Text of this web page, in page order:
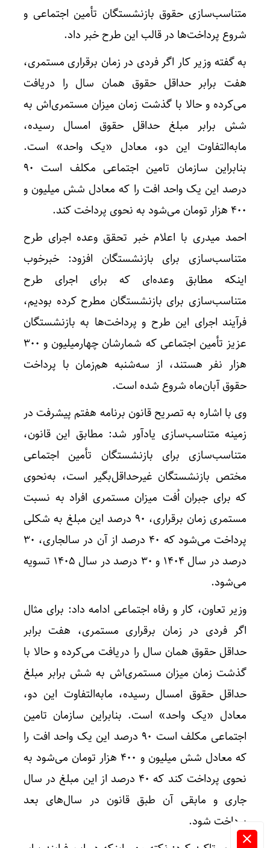
متناسب‌سازی حقوق ‌بازنشستگان تأمین اجتماعی و
شروع پرداخت‌ها در قالب این طرح خبر داد.
به گفته وزیر کار اگر فردی در زمان برقراری مستمری،
هفت برابر حداقل حقوق همان سال را دریافت
می‌کرده و حالا با گذشت زمان میزان مستمری‌اش به
شش برابر مبلغ حداقل حقوق امسال رسیده،
مابه‌التفاوت این دو، معادل «یک واحد» است.
بنابراین سازمان تامین اجتماعی مکلف است ۹۰
درصد این یک واحد افت را که معادل شش میلیون و
۴۰۰ هزار تومان می‌شود به نحوی پرداخت کند.
‌احمد میدری با اعلام خبر تحقق وعده اجرای طرح
متناسب‌سازی برای بازنشستگان افزود: خبرخوب
اینکه مطابق وعده‌ای که برای اجرای طرح
متناسب‌سازی برای بازنشستگان مطرح کرده بودیم،
فرآیند اجرای این طرح و پرداخت‌ها به بازنشستگان
عزیز تأمین اجتماعی که شمارشان چهارمیلیون و ۳۰۰
هزار نفر ‌هستند، از سه‌شنبه هم‌زمان با پرداخت
حقوق آبان‌ماه شروع شده است.
وی با اشاره به تصریح قانون برنامه هفتم پیشرفت در
زمینه متناسب‌سازی یادآور شد: مطابق این قانون،
متناسب‌سازی برای بازنشستگان تأمین اجتماعی
مختص بازنشستگان غیرحداقل‌بگیر است، به‌نحوی
که برای جبران اُفت میزان مستمری افراد به نسبت
مستمری زمان برقراری، ۹۰ درصد این مبلغ به شکلی
پرداخت می‌شود که ۴۰ درصد از آن در سالجاری، ۳۰
درصد در سال ۱۴۰۴ و ۳۰ درصد در سال ۱۴۰۵ تسویه
می‌شود.
وزیر تعاون، کار و رفاه اجتماعی ادامه داد: برای مثال
اگر فردی در زمان برقراری مستمری، هفت برابر
حداقل حقوق همان سال را دریافت می‌کرده و حالا با
گذشت زمان میزان مستمری‌اش به شش برابر مبلغ
حداقل حقوق امسال رسیده، مابه‌التفاوت این دو،
معادل «یک واحد» است. بنابراین سازمان تامین
اجتماعی مکلف است ۹۰ درصد این یک واحد افت را
که معادل شش میلیون و ۴۰۰ هزار تومان می‌شود به
نحوی پرداخت کند که ۴۰ درصد از این مبلغ در سال
جاری و مابقی آن طبق قانون در سال‌های بعد
پرداخت شود.